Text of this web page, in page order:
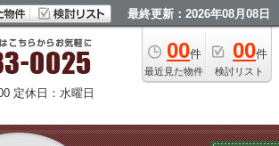
最終更新：2026年08月08日
00件
最近見た物件
00件
検討リスト
定休日：水曜日